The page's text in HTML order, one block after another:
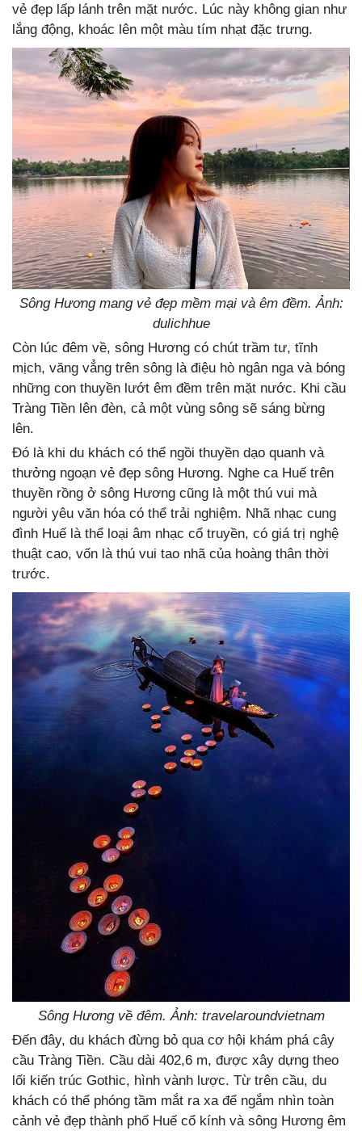
vẻ đẹp lấp lánh trên mặt nước. Lúc này không gian như
lắng động, khoác lên một màu tím nhạt đặc trưng.
Sông Hương mang vẻ đẹp mềm mại và êm đềm. Ảnh:
dulichhue
Còn lúc đêm về, sông Hương có chút trầm tư, tĩnh
mịch, văng vẳng trên sông là điệu hò ngân nga và bóng
những con thuyền lướt êm đềm trên mặt nước. Khi cầu
Tràng Tiền lên đèn, cả một vùng sông sẽ sáng bừng
lên.
Đó là khi du khách có thể ngồi thuyền dạo quanh và
thưởng ngoạn vẻ đẹp sông Hương. Nghe ca Huế trên
thuyền rồng ở sông Hương cũng là một thú vui mà
người yêu văn hóa có thể trải nghiệm. Nhã nhạc cung
đình Huế là thể loại âm nhạc cổ truyền, có giá trị nghệ
thuật cao, vốn là thú vui tao nhã của hoàng thân thời
trước.
Sông Hương về đêm. Ảnh: travelaroundvietnam
Đến đây, du khách đừng bỏ qua cơ hội khám phá cây
cầu Tràng Tiền. Cầu dài 402,6 m, được xây dựng theo
lối kiến trúc Gothic, hình vành lược. Từ trên cầu, du
khách có thể phóng tầm mắt ra xa để ngắm nhìn toàn
cảnh vẻ đẹp thành phố Huế cổ kính và sông Hương êm